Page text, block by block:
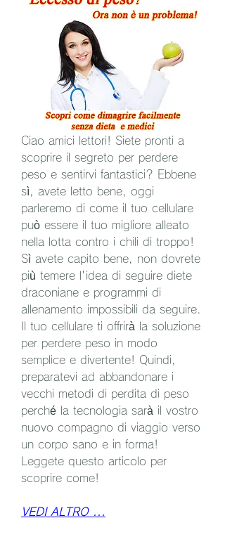
Ciao amici lettori! Siete pronti a
scoprire il segreto per perdere
peso e sentirvi fantastici? Ebbene
sì, avete letto bene, oggi
parleremo di come il tuo cellulare
può essere il tuo migliore alleato
nella lotta contro i chili di troppo!
Sì avete capito bene, non dovrete
più temere l'idea di seguire diete
draconiane e programmi di
allenamento impossibili da seguire.
Il tuo cellulare ti offrirà la soluzione
per perdere peso in modo
semplice e divertente! Quindi,
preparatevi ad abbandonare i
vecchi metodi di perdita di peso
perché la tecnologia sarà il vostro
nuovo compagno di viaggio verso
un corpo sano e in forma!
Leggete questo articolo per
scoprire come!
VEDI ALTRO ...